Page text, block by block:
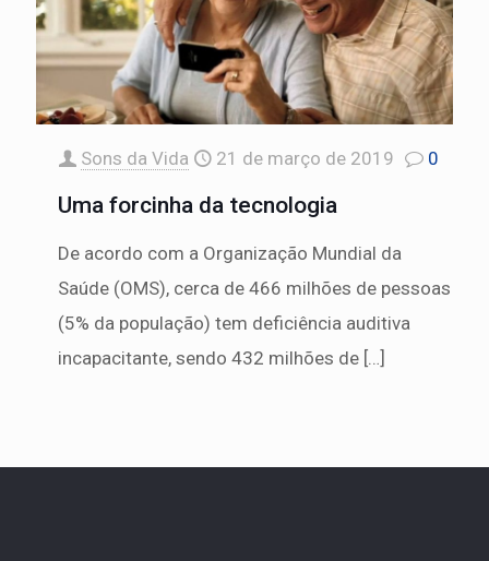
Sons da Vida 21 de março de 2019 0
Uma forcinha da tecnologia
De acordo com a Organização Mundial da
Saúde (OMS), cerca de 466 milhões de pessoas
(5% da população) tem deficiência auditiva
incapacitante, sendo 432 milhões de […]